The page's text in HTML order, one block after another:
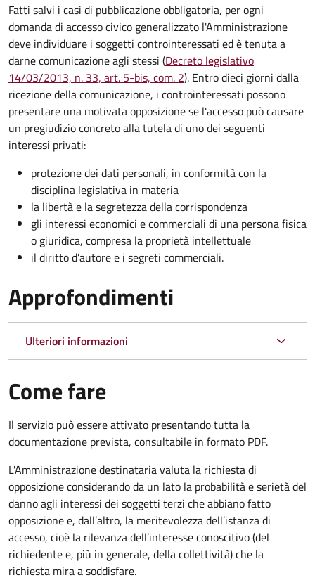
Fatti salvi i casi di pubblicazione obbligatoria, per ogni
domanda di accesso civico generalizzato l'Amministrazione
deve individuare i soggetti controinteressati ed è tenuta a
darne comunicazione agli stessi (Decreto legislativo
14/03/2013, n. 33, art. 5-bis, com. 2). Entro dieci giorni dalla
ricezione della comunicazione, i controinteressati possono
presentare una motivata opposizione se l'accesso può causare
un pregiudizio concreto alla tutela di uno dei seguenti
interessi privati:
protezione dei dati personali, in conformità con la
disciplina legislativa in materia
la libertà e la segretezza della corrispondenza
gli interessi economici e commerciali di una persona fisica
o giuridica, compresa la proprietà intellettuale
il diritto d’autore e i segreti commerciali.
Approfondimenti
Ulteriori informazioni
Come fare
Il servizio può essere attivato presentando tutta la
documentazione prevista, consultabile in formato PDF.
L'Amministrazione destinataria valuta la richiesta di
opposizione considerando da un lato la probabilità e serietà del
danno agli interessi dei soggetti terzi che abbiano fatto
opposizione e, dall’altro, la meritevolezza dell’istanza di
accesso, cioè la rilevanza dell’interesse conoscitivo (del
richiedente e, più in generale, della collettività) che la
richiesta mira a soddisfare.